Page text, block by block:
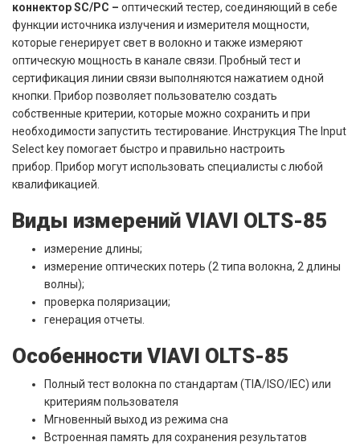
коннектор SC/PC – оптический тестер, соединяющий в себе
функции источника излучения и измерителя мощности,
которые генерирует свет в волокно и также измеряют
оптическую мощность в канале связи. Пробный тест и
сертификация линии связи выполняются нажатием одной
кнопки. Прибор позволяет пользователю создать
собственные критерии, которые можно сохранить и при
необходимости запустить тестирование. Инструкция The Input
Select key помогает быстро и правильно настроить
прибор. Прибор могут использовать специалисты с любой
квалификацией.
Виды измерений VIAVI OLTS-85
измерение длины;
измерение оптических потерь (2 типа волокна, 2 длины
волны);
проверка поляризации;
генерация отчеты.
Особенности VIAVI OLTS-85
Полный тест волокна по стандартам (TIA/ISO/IEC) или
критериям пользователя
Мгновенный выход из режима сна
Встроенная память для сохранения результатов